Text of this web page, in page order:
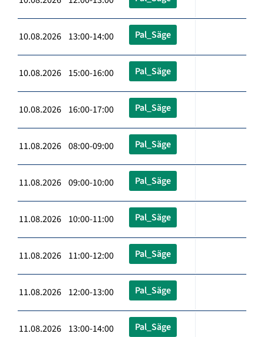
10.08.2026 13:00-14:00 Pal_Säge
10.08.2026 15:00-16:00 Pal_Säge
10.08.2026 16:00-17:00 Pal_Säge
11.08.2026 08:00-09:00 Pal_Säge
11.08.2026 09:00-10:00 Pal_Säge
11.08.2026 10:00-11:00 Pal_Säge
11.08.2026 11:00-12:00 Pal_Säge
11.08.2026 12:00-13:00 Pal_Säge
11.08.2026 13:00-14:00 Pal_Säge